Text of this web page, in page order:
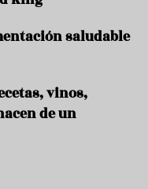
saludable
vinos,
de un